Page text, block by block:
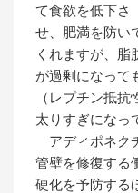
て食欲を低下さ
せ、肥満を防い
くれますが、脂
が過剰になって
（レプチン抵
太りすぎになっ
アディポネク
管壁を修復する
硬化を予防する